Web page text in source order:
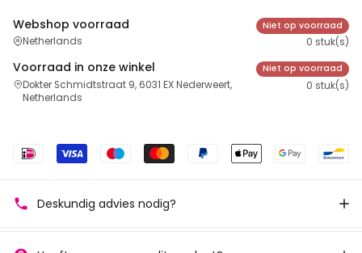
Webshop voorraad
Netherlands
Niet op voorraad
0 stuk(s)
Voorraad in onze winkel
Dokter Schmidtstraat 9, 6031 EX Nederweert,
Netherlands
Niet op voorraad
0 stuk(s)
Deskundig advies nodig?